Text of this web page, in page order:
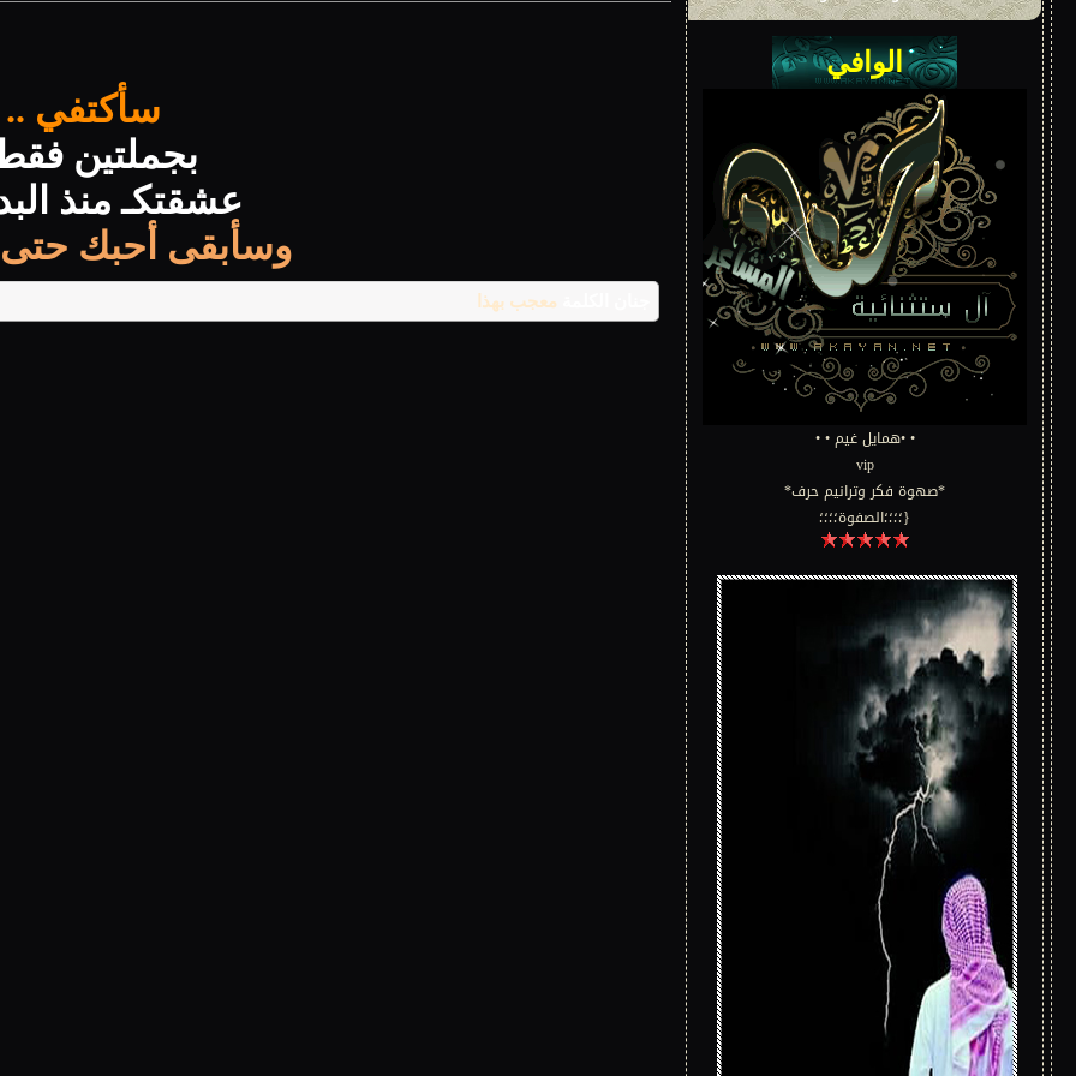
• •همايل غيم • •
vip
*صهوة فكر وترانيم حرف*
{؛؛؛؛الصفوة؛؛؛؛
سأكتفي ..
بجملتين
عشقتكـ منذ
وسأبقى أحبك حتى
معجب بهذا